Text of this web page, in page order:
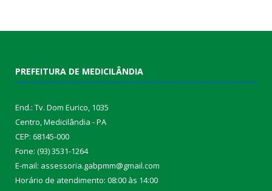
PREFEITURA DE MEDICILÂNDIA
End.: Tv. Dom Eurico, 1035
Centro, Medicilândia - PA
CEP: 68145-000
Fone: (93) 3531-1264
E-mail: assessoria.gabpmm@gmail.com
Horário de atendimento: 08:00 às 14:00